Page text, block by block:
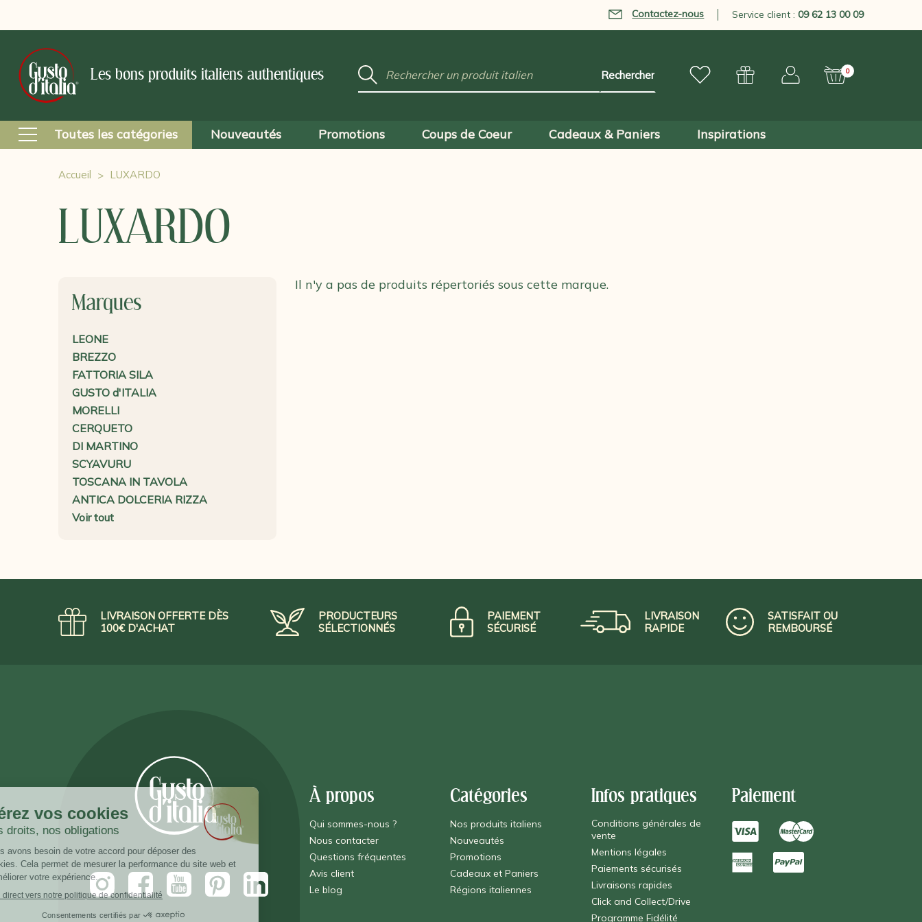
Contactez-nous Service client :09 62 13 00 09
Les bons produits italiens authentiques 0
Mot
clé
Toutes les catégories Nouveautés Promotions Coups de Coeur Cadeaux & Paniers Inspirations
Accueil LUXARDO
LUXARDO
Marques
LEONE
BREZZO
FATTORIA SILA
GUSTO d'ITALIA
MORELLI
CERQUETO
DI MARTINO
SCYAVURU
TOSCANA IN TAVOLA
ANTICA DOLCERIA RIZZA
Voir tout
Il n'y a pas de produits répertoriés sous cette marque.
LIVRAISON OFFERTE DÈS
100€ D'ACHAT
PRODUCTEURS
SÉLECTIONNÉS
PAIEMENT
SÉCURISÉ
LIVRAISON
RAPIDE
SATISFAIT OU
REMBOURSÉ
À propos
Qui sommes-nous ?
Nous contacter
Questions fréquentes
Avis client
Le blog
Catégories
Nos produits italiens
Nouveautés
Promotions
Cadeaux et Paniers
Régions italiennes
Infos pratiques
Conditions générales de
vente
Mentions légales
Paiements sécurisés
Livraisons rapides
Click and Collect/Drive
Programme Fidélité
Paiement